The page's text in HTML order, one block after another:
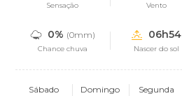
Sensação Vento
0% (0mm)
Chance chuva
06h54
Nascer do sol
Sábado Domingo Segunda